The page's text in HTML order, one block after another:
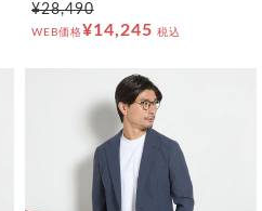
¥28,490
WEB価格¥14,245 税込